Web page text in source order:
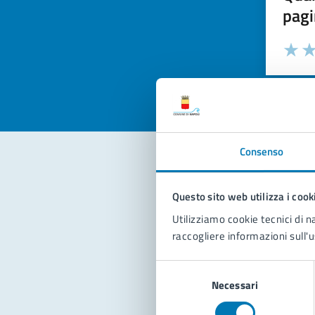
Consenso
Questo sito web utilizza i
Utilizziamo cookie tecnici di
raccogliere informazioni
Necessari
Valuta